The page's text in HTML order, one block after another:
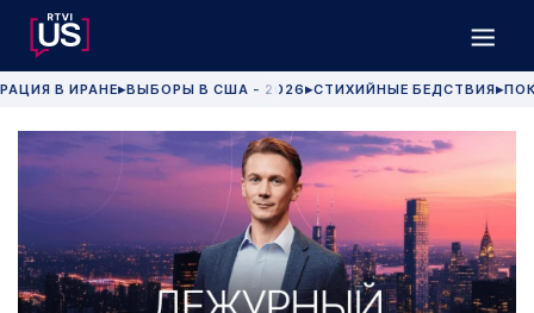
В ИРАНЕ▶ВЫБОРЫ В США - 2026 ▶СТИХИЙНЫЕ БЕДСТВИЯ▶